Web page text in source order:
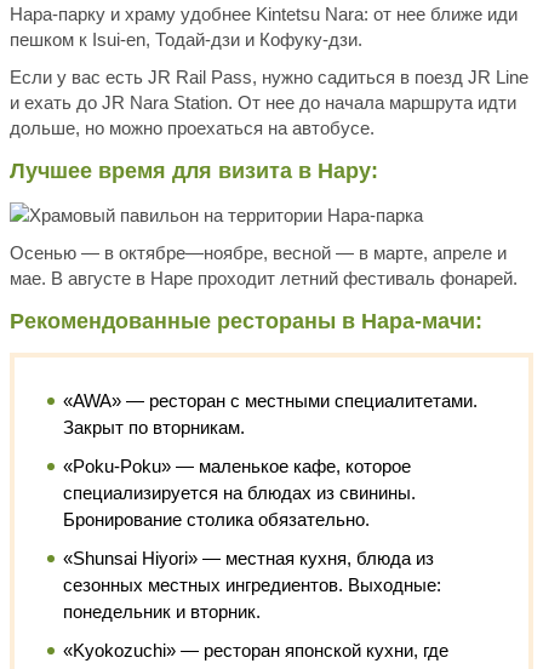
Нара-парку и храму удобнее Kintetsu Nara: от нее ближе иди
пешком к Isui-en, Тодай-дзи и Кофуку-дзи.
Если у вас есть JR Rail Pass, нужно садиться в поезд JR Line
и ехать до JR Nara Station. От нее до начала маршрута идти
дольше, но можно проехаться на автобусе.
Лучшее время для визита в Нару:
Осенью — в октябре—ноябре, весной — в марте, апреле и
мае. В августе в Наре проходит летний фестиваль фонарей.
Рекомендованные рестораны в Нара-мачи:
«AWA» — ресторан с местными специалитетами.
Закрыт по вторникам.
«Poku-Poku» — маленькое кафе, которое
специализируется на блюдах из свинины.
Бронирование столика обязательно.
«Shunsai Hiyori» — местная кухня, блюда из
сезонных местных ингредиентов. Выходные:
понедельник и вторник.
«Kyokozuchi» — ресторан японской кухни, где